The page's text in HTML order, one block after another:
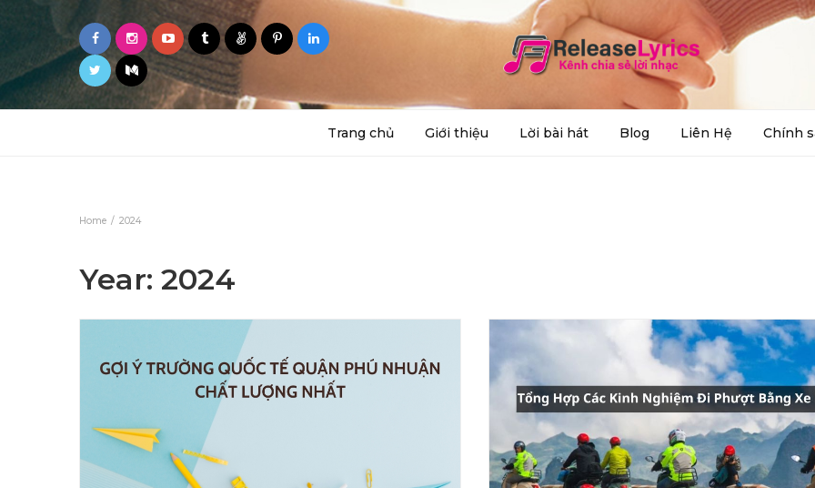
Trang chủ Giới thiệu Lời bài hát Blog Liên Hệ Chính
Home 2024
Year: 2024